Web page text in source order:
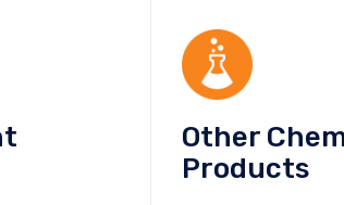
Other
Products